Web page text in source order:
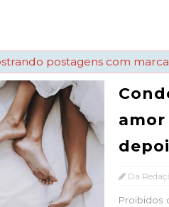
postagens com
Da
Proibidos